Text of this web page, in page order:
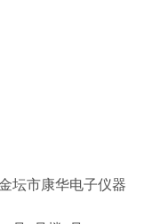
坛市康华电子仪器